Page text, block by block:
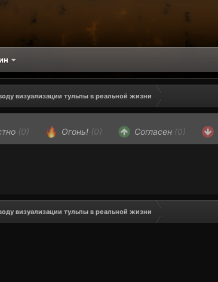
визуализации тульпы в реальной жизни
(0) Огонь! (0) Согласен (0)
визуализации тульпы в реальной жизни